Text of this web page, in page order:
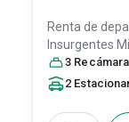
Renta de
Insurgentes
México, C.P.
3 Recámara
2